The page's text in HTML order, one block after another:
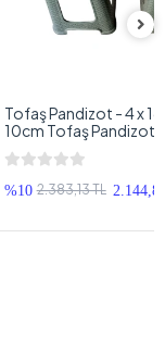
Tofaş Pandizot - 4 x
10cm Tofaş Pandizot
10cm Pandizot Tofaş
%10 2.383,13 TL